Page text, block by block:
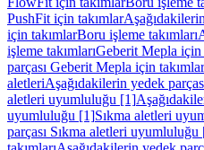
PushFit için takımlar
için takımlarBoru işleme takımları
işleme takımlarıGeberit Mepla için
parçası Geberit Mepla için takımlar
aletleriAşağıdakilerin yedek
aletleri uyumluluğu [1]
uyumluluğu [1]Sıkma aletleri
parçası Sıkma aletleri uyumluluğu